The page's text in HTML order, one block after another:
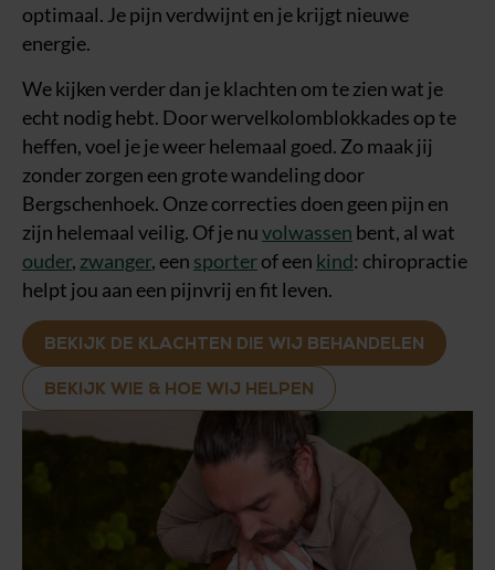
optimaal. Je pijn verdwijnt en je krijgt nieuwe
energie.
We kijken verder dan je klachten om te zien wat je
echt nodig hebt. Door wervelkolomblokkades op te
heffen, voel je je weer helemaal goed. Zo maak jij
zonder zorgen een grote wandeling door
Bergschenhoek. Onze correcties doen geen pijn en
zijn helemaal veilig. Of je nuvolwassen bent, al wat
ouder, zwanger, een sporterof een kind: chiropractie
helpt jou aan een pijnvrij en fit leven.
BEKIJK DE KLACHTEN DIE WIJ BEHANDELEN
BEKIJK WIE & HOE WIJ HELPEN